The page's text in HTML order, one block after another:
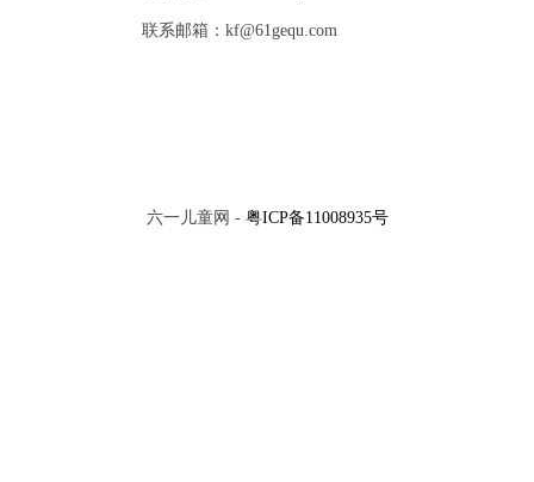
联系邮箱：kf@61gequ.com
六一儿童网 - 粤ICP备11008935号